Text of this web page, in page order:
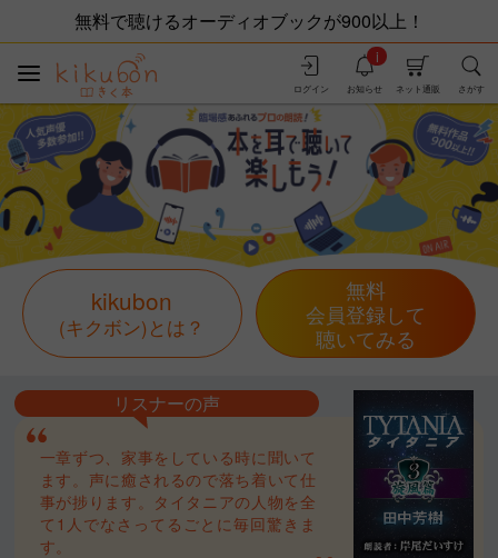
無料で聴けるオーディオブックが900以上！
さがす
ネット通販
お知らせ
i
ログイン
kikubon
(キクボン)とは？
無料
会員登録して
聴いてみる
リスナーの声
一章ずつ、家事をしている時に聞いて
ます。声に癒されるので落ち着いて仕
事が捗ります。タイタニアの人物を全
て1人でなさってるごとに毎回驚きま
す。